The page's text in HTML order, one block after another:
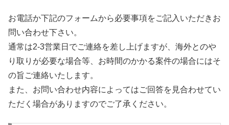
お電話か下記のフォームから必要事項をご記入いただきお
問い合わせ下さい。
通常は2-3営業日でご連絡を差し上げますが、海外とのや
り取りが必要な場合等、お時間のかかる案件の場合にはそ
の旨ご連絡いたします。
また、お問い合わせ内容によってはご回答を見合わせてい
ただく場合がありますのでご了承ください。